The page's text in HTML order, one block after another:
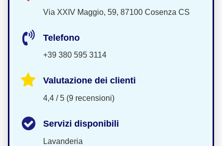
Via XXIV Maggio, 59, 87100 Cosenza CS
Telefono
+39 380 595 3114
Valutazione dei clienti
4,4 / 5 (9 recensioni)
Servizi disponibili
Lavanderia